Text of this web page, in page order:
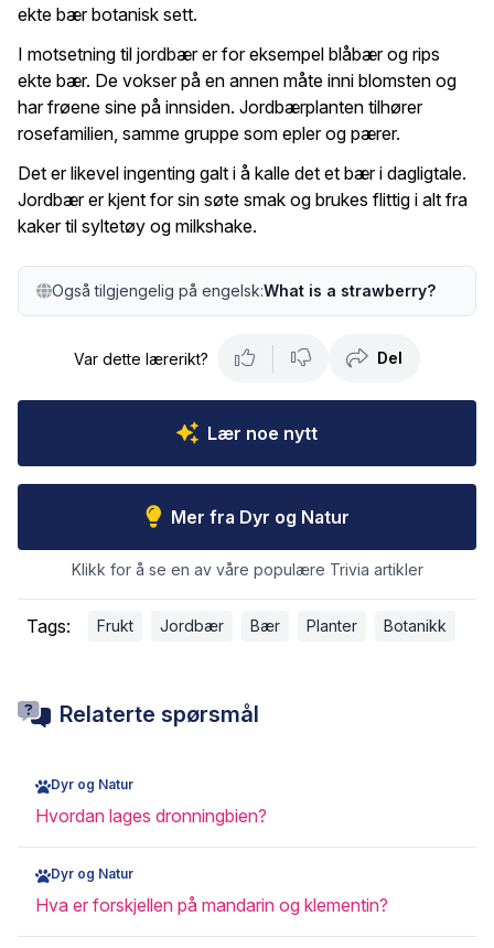
ekte bær botanisk sett.
I motsetning til jordbær er for eksempel blåbær og rips
ekte bær. De vokser på en annen måte inni blomsten og
har frøene sine på innsiden. Jordbærplanten tilhører
rosefamilien, samme gruppe som epler og pærer.
Det er likevel ingenting galt i å kalle det et bær i dagligtale.
Jordbær er kjent for sin søte smak og brukes flittig i alt fra
kaker til syltetøy og milkshake.
Også tilgjengelig på engelsk:What is a strawberry?
Var dette lærerikt? Del
Lær noe nytt
Mer fra Dyr og Natur
Klikk for å se en av våre populære Trivia artikler
Tags: Frukt Jordbær Bær Planter Botanikk
Relaterte spørsmål
Dyr og Natur
Hvordan lages dronningbien?
Dyr og Natur
Hva er forskjellen på mandarin og klementin?